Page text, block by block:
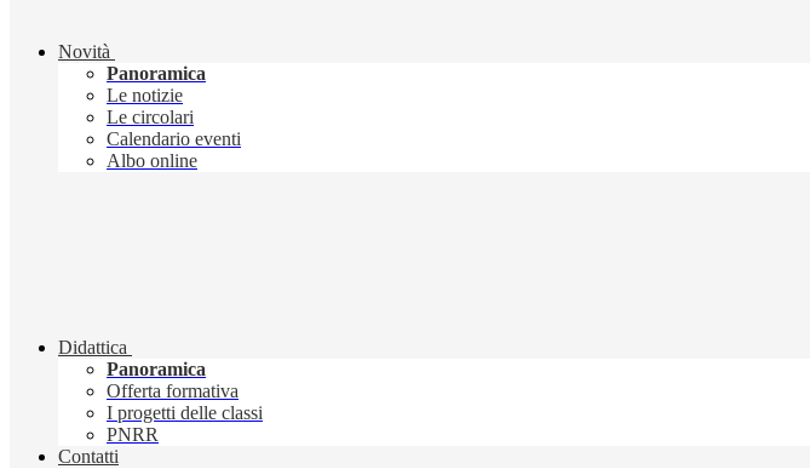
Novità
Panoramica
Le notizie
Le circolari
Calendario eventi
Albo online
Didattica
Panoramica
Offerta formativa
I progetti delle classi
PNRR
Contatti